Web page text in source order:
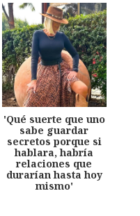
'Qué suerte que uno
sabe guardar
secretos porque si
hablara, habría
relaciones que
durarían hasta hoy
mismo'